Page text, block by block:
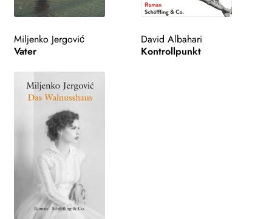
Miljenko Jergović
Vater
David Albahari
Kontrollpunkt